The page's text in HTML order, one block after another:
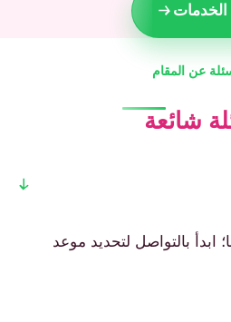
عن المقام
شائعة
ابدأ بالتواصل لتحديد موعد